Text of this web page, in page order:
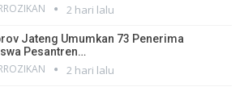
2 hari lalu
Jateng Umumkan 73 Penerima
Pesantren…
2 hari lalu